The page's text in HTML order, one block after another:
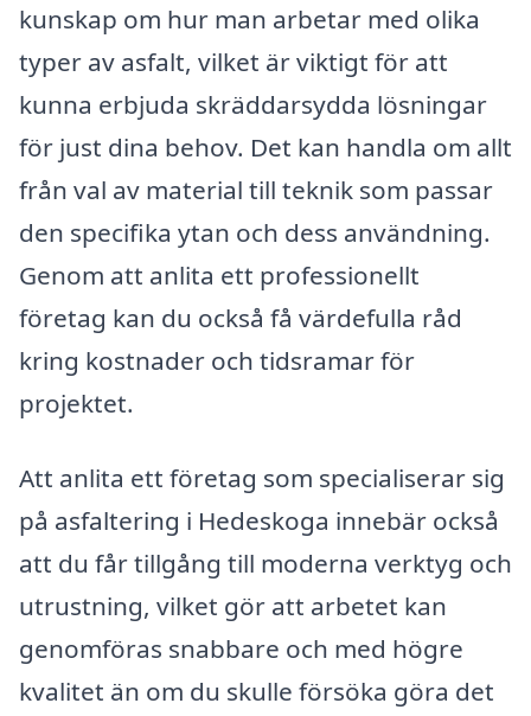
kunskap om hur man arbetar med olika
typer av asfalt, vilket är viktigt för att
kunna erbjuda skräddarsydda lösningar
för just dina behov. Det kan handla om allt
från val av material till teknik som passar
den specifika ytan och dess användning.
Genom att anlita ett professionellt
företag kan du också få värdefulla råd
kring kostnader och tidsramar för
projektet.
Att anlita ett företag som specialiserar sig
på asfaltering i Hedeskoga innebär också
att du får tillgång till moderna verktyg och
utrustning, vilket gör att arbetet kan
genomföras snabbare och med högre
kvalitet än om du skulle försöka göra det